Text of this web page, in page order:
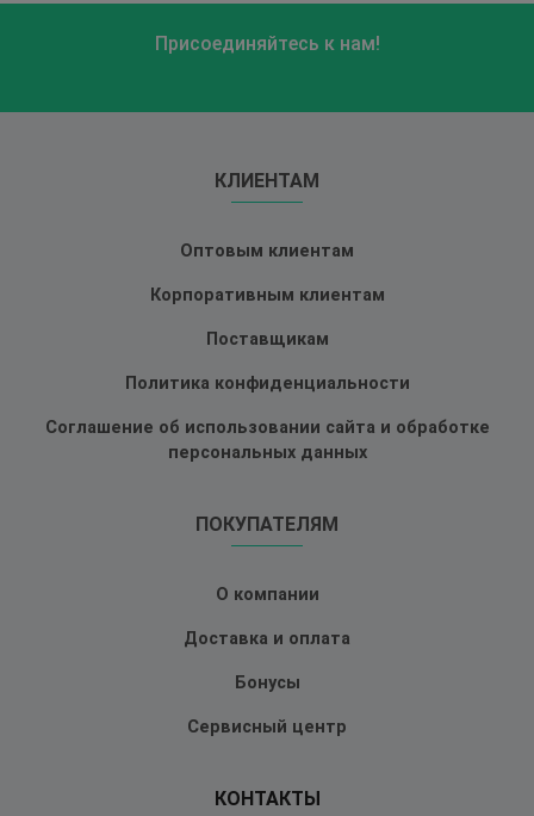
Присоединяйтесь к нам!
КЛИЕНТАМ
Оптовым клиентам
Корпоративным клиентам
Поставщикам
Политика конфиденциальности
Соглашение об использовании сайта и обработке
персональных данных
ПОКУПАТЕЛЯМ
О компании
Доставка и оплата
Бонусы
Сервисный центр
КОНТАКТЫ